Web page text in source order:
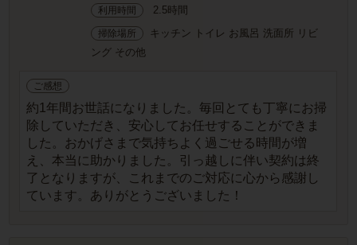
利用時間 2.5時間
掃除場所
キッチン トイレ お風呂 洗面所 リビ
ング その他
ご感想
約1年間お世話になりました。毎回とても丁寧にお掃
除していただき、安心してお任せすることができま
した。おかげさまで気持ちよく過ごせる時間が増
え、本当に助かりました。引っ越しに伴い契約は終
了となりますが、これまでのご対応に心から感謝し
ています。ありがとうございました！